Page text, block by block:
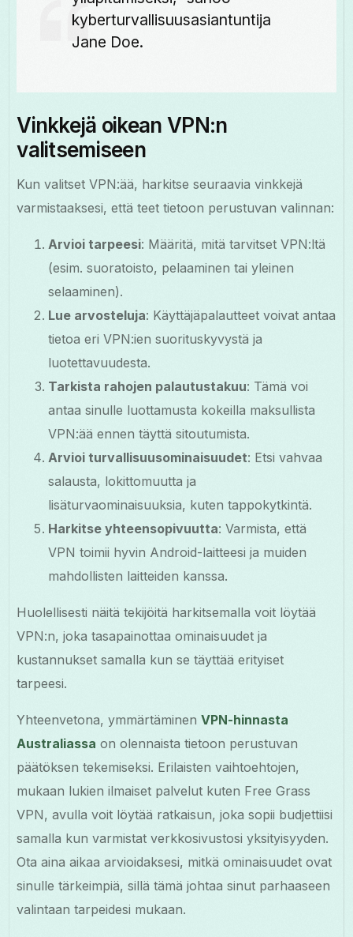
kyberturvallisuusasiantuntija
Jane Doe.
Vinkkejä oikean VPN:n
valitsemiseen
Kun valitset VPN:ää, harkitse seuraavia vinkkejä
varmistaaksesi, että teet tietoon perustuvan valinnan:
Arvioi tarpeesi: Määritä, mitä tarvitset VPN:ltä
(esim. suoratoisto, pelaaminen tai yleinen
selaaminen).
Lue arvosteluja: Käyttäjäpalautteet voivat antaa
tietoa eri VPN:ien suorituskyvystä ja
luotettavuudesta.
Tarkista rahojen palautustakuu: Tämä voi
antaa sinulle luottamusta kokeilla maksullista
VPN:ää ennen täyttä sitoutumista.
Arvioi turvallisuusominaisuudet: Etsi vahvaa
salausta, lokittomuutta ja
lisäturvaominaisuuksia, kuten tappokytkintä.
Harkitse yhteensopivuutta: Varmista, että
VPN toimii hyvin Android-laitteesi ja muiden
mahdollisten laitteiden kanssa.
Huolellisesti näitä tekijöitä harkitsemalla voit löytää
VPN:n, joka tasapainottaa ominaisuudet ja
kustannukset samalla kun se täyttää erityiset
tarpeesi.
Yhteenvetona, ymmärtäminenVPN-hinnasta
Australiassa on olennaista tietoon perustuvan
päätöksen tekemiseksi. Erilaisten vaihtoehtojen,
mukaan lukien ilmaiset palvelut kuten Free Grass
VPN, avulla voit löytää ratkaisun, joka sopii budjettiisi
samalla kun varmistat verkkosivustosi yksityisyyden.
Ota aina aikaa arvioidaksesi, mitkä ominaisuudet ovat
sinulle tärkeimpiä, sillä tämä johtaa sinut parhaaseen
valintaan tarpeidesi mukaan.